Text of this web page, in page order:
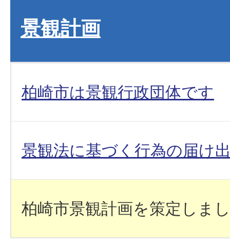
景観計画
柏崎市は景観行政団体です
景観法に基づく行為の届け
柏崎市景観計画を策定しま